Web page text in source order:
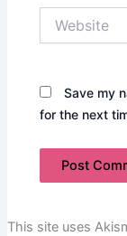
Save my
for the next
This site uses